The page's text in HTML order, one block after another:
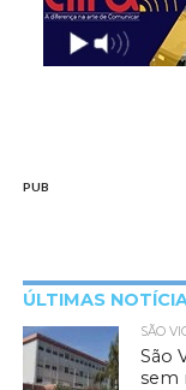
PUB
ÚLTIMAS
SÃO
São
sem